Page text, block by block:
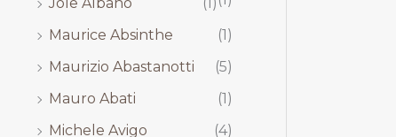
Jole Albano
(1)
Maurice Absinthe
(1)
Maurizio Abastanotti
(5)
Mauro Abati
(1)
Michele Avigo
(4)